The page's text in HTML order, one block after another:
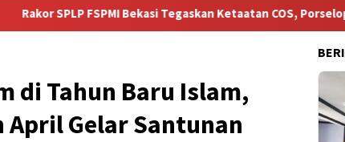
Bekasi Tegaskan Ketaatan COS, Porselope dan Kegiatan
di Tahun Baru Islam,
April Gelar Santunan